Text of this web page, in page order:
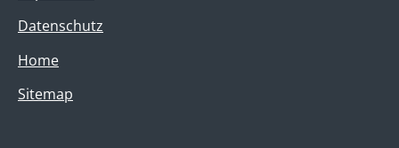
Datenschutz
Home
Sitemap